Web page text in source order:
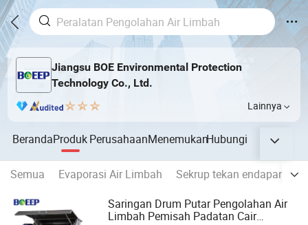
Jiangsu BOE Environmental Protection
Technology Co., Ltd.
Lainnya
BerandaProdukPerusahaanMenemukanHubungi
Semua Evaporasi Air Limbah
Sekrup tekan endapan
Saringan Drum Putar Pengolahan Air
Limbah Pemisah Padatan Cair